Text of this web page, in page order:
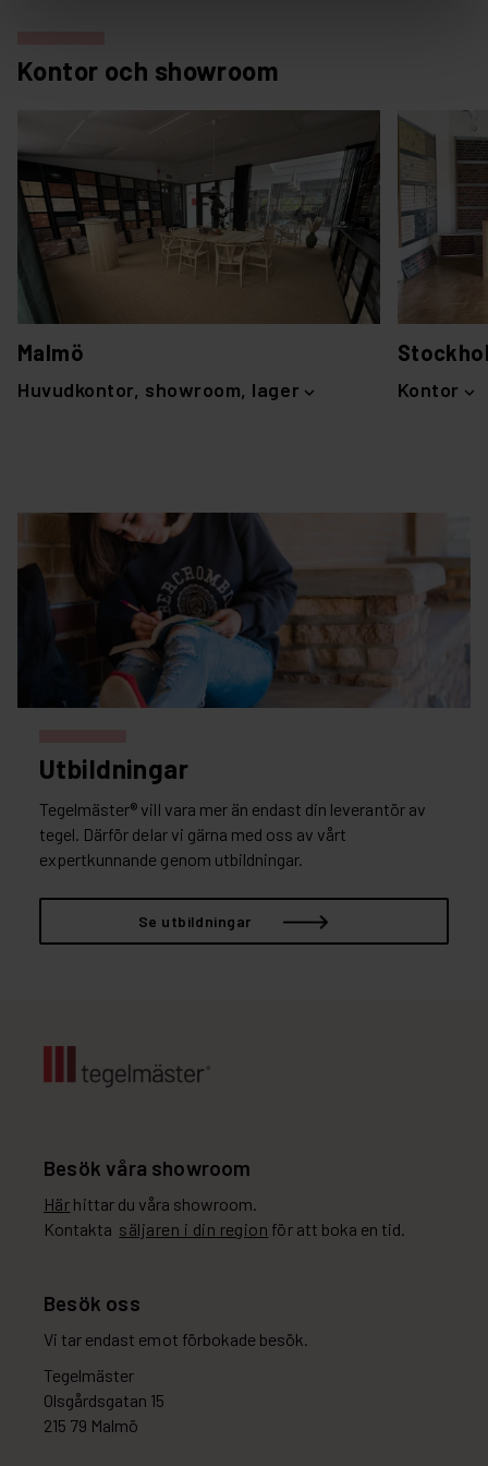
Kontor och showroom
Malmö
Huvudkontor, showroom, lager Kontor
Utbildningar
Tegelmäster® vill vara mer än endast din leverantör av
tegel. Därför delar vi gärna med oss av vårt
expertkunnande genom utbildningar.
Se utbildningar
Besök våra showroom
Här hittar du våra showroom.
Kontakta säljaren i din region för att boka en tid.
Besök oss
Vi tar endast emot förbokade besök.
Tegelmäster
Olsgårdsgatan 15
215 79 Malmö